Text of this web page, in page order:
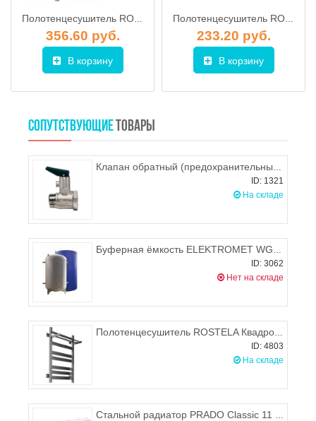
Полотенцесушитель ROSTELA Соната (бок.подв., 1") 500х600/6 мм
356.60 руб.
В корзину
Полотенцесушитель ROSTELA Гусли Ду-32 250х500 мм
233.20 руб.
В корзину
СОПУТСТВУЮЩИЕ ТОВАРЫ
Клапан обратный (предохранительный) для водонагревателя с ручкой сброса 1/2" (7bar)
ID: 1321
На складе
Буферная ёмкость ELEKTROMET WGJ-B 800 без термоизоляционного комплекта
ID: 3062
Нет на складе
Полотенцесушитель ROSTELA Квадро V 30 + (ниж. подв. 1/2") 500х800/9 мм
ID: 4803
На складе
Стальной радиатор PRADO Classic 11 300х1800 (боковое подключение), 1080-1377 Вт